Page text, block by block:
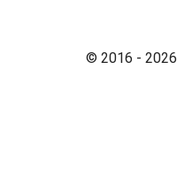
© 2016 - 2026